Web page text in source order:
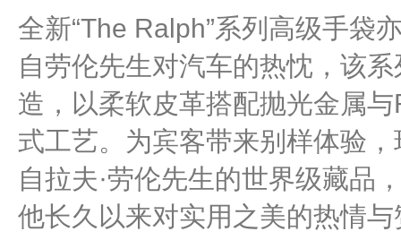
全新“The Ralph”系列高级手袋
自劳伦先生对汽车的热忱，该
造，以柔软皮革搭配抛光金属
式工艺。为宾客带来别样体验
自拉夫·劳伦先生的世界级藏品
他长久以来对实用之美的热情与